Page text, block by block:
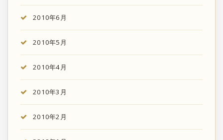
2010年6月
2010年5月
2010年4月
2010年3月
2010年2月